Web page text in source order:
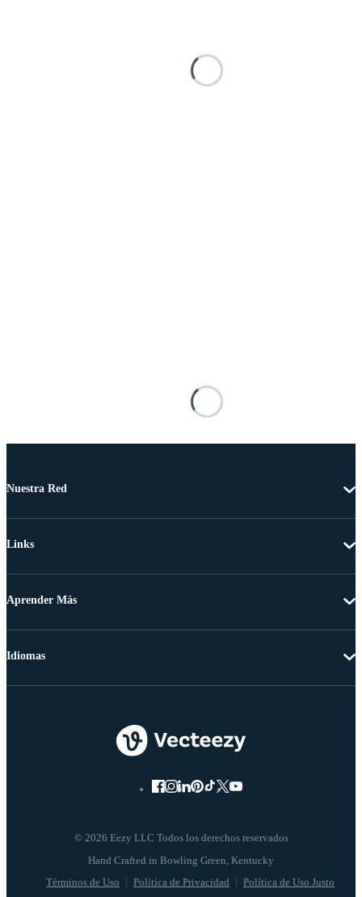
Nuestra Red
Links
Aprender Más
© 2026 Eezy LLC Todos los derechos reservados
Términos de Uso Política de Privacidad Política de Uso Justo
Idiomas